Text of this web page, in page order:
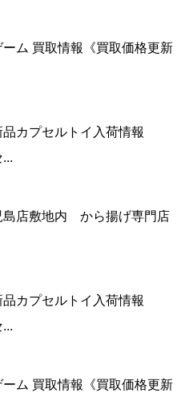
ーム 買取情報《買取価格更新
品カプセルトイ入荷情報
島店敷地内 から揚げ専門店
品カプセルトイ入荷情報
ーム 買取情報《買取価格更新